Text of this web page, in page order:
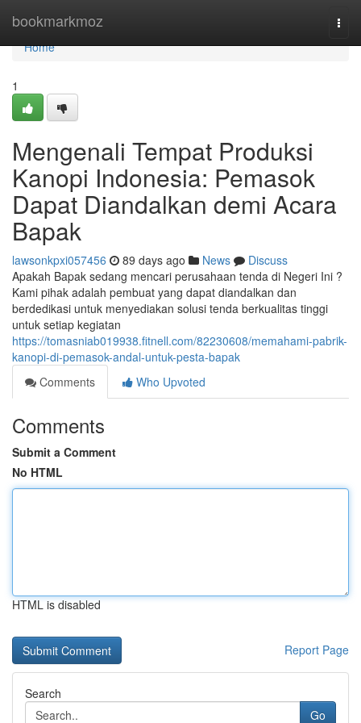
bookmarkmoz
Home
Home
1
Mengenali Tempat Produksi
Kanopi Indonesia: Pemasok
Dapat Diandalkan demi Acara
Bapak
lawsonkpxi057456 89 days ago News
Discuss
Apakah Bapak sedang mencari perusahaan tenda di Negeri Ini ?
Kami pihak adalah pembuat yang dapat diandalkan dan
berdedikasi untuk menyediakan solusi tenda berkualitas tinggi
untuk setiap kegiatan
https://tomasniab019938.fitnell.com/82230608/memahami-pabrik-
kanopi-di-pemasok-andal-untuk-pesta-bapak
Comments
Who Upvoted
Comments
Submit a Comment
No HTML
HTML is disabled
Report Page
Search
Go